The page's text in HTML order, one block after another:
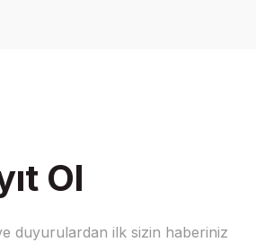
Ol
duyurulardan ilk sizin haberiniz